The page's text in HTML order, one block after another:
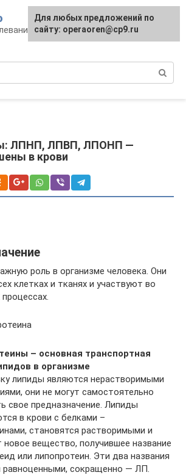
сосудов и сердца,
ЛПНП, ЛПВП, ЛПОНП —
в крови
роль в организме человека. Они
клетках и тканях и участвуют во
– основная транспортная
в организме
липиды являются нерастворимыми
они не могут самостоятельно
свое предназначение. Липиды
в крови с белками –
становятся растворимыми и
вещество, получившее название
или липопротеин. Эти два названия
равноценными, сокращенно — ЛП.
Для любых предложений по
сайту: operaoren@cp9.ru